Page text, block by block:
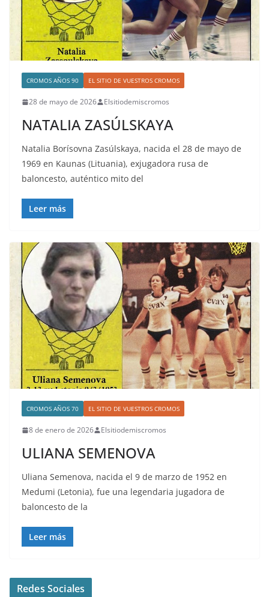
CROMOS AÑOS 90 EL SITIO DE VUESTROS CROMOS
28 de mayo de 2026 Elsitiodemiscromos
NATALIA ZASÚLSKAYA
Natalia Borísovna Zasúlskaya, nacida el 28 de mayo de
1969 en Kaunas (Lituania), exjugadora rusa de
baloncesto, auténtico mito del
Leer más
CROMOS AÑOS 70 EL SITIO DE VUESTROS CROMOS
8 de enero de 2026 Elsitiodemiscromos
ULIANA SEMENOVA
Uliana Semenova, nacida el 9 de marzo de 1952 en
Medumi (Letonia), fue una legendaria jugadora de
baloncesto de la
Leer más
Redes Sociales